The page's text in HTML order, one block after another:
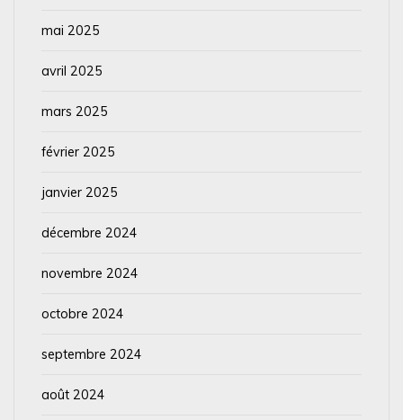
mai 2025
avril 2025
mars 2025
février 2025
janvier 2025
décembre 2024
novembre 2024
octobre 2024
septembre 2024
août 2024